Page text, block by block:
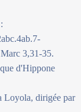
3,31-35.
d'Hippone
Loyola, dirigée par